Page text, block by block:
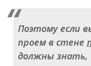
Поэтому если
проем в стене
должны знать,